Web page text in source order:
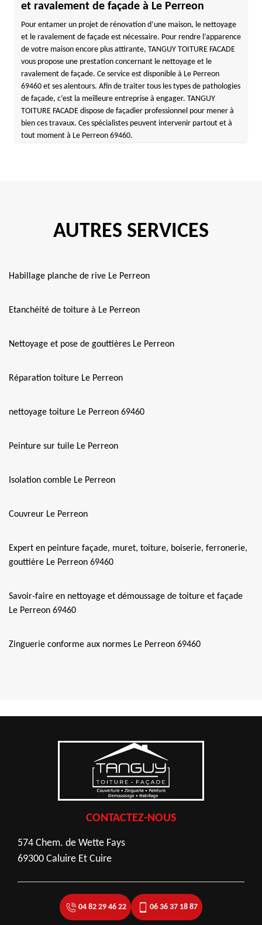
et ravalement de façade à Le Perreon
Pour entamer un projet de rénovation d’une maison, le nettoyage
et le ravalement de façade est nécessaire. Pour rendre l’apparence
de votre maison encore plus attirante, TANGUY TOITURE FACADE
vous propose une prestation concernant le nettoyage et le
ravalement de façade. Ce service est disponible à Le Perreon
69460 et ses alentours. Afin de traiter tous les types de pathologies
de façade, c’est la meilleure entreprise à engager. TANGUY
TOITURE FACADE dispose de façadier professionnel pour mener à
bien ces travaux. Ces spécialistes peuvent intervenir partout et à
tout moment à Le Perreon 69460.
AUTRES SERVICES
Habillage planche de rive Le Perreon
Etanchéité de toiture à Le Perreon
Nettoyage et pose de gouttières Le Perreon
Réparation toiture Le Perreon
nettoyage toiture Le Perreon 69460
Peinture sur tuile Le Perreon
Isolation comble Le Perreon
Couvreur Le Perreon
Expert en peinture façade, muret, toiture, boiserie, ferronerie,
gouttière Le Perreon 69460
Savoir-faire en nettoyage et démoussage de toiture et façade
Le Perreon 69460
Zinguerie conforme aux normes Le Perreon 69460
CONTACTEZ-NOUS
574 Chem. de Wette Fays
69300 Caluire Et Cuire
04 82 29 46 22 06 36 37 18 87